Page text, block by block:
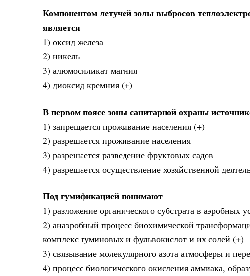
Компонентом летучей золы выбросов
является
1) оксид железа
2) никель
3) алюмосиликат магния
4) диоксид кремния (+)
В первом поясе зоны санитарной охраны
1) запрещается проживание населения (+)
2) разрешается проживание населения
3) разрешается разведение фруктовых садов
4) разрешается осуществление хозяйственной
Под гумификацией понимают
1) разложение органического субстрата в
2) анаэробный процесс биохимической
комплекс гуминовых и фульвокислот и их солей (+)
3) связывание молекулярного азота атмосферы и
4) процесс биологического окисления аммиака,